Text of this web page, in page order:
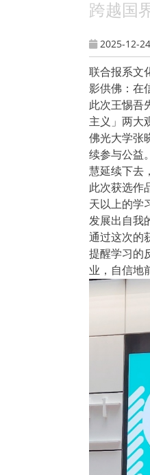
跨越国
2025-12-24
联合报系文
影供佛：在
此次王惕吾
主义」两大
佛光大学张
续参与公益
慧延续下去
此次获选作
天以上的学
发展出自我
通过这次的
提醒学习的
业，自信地